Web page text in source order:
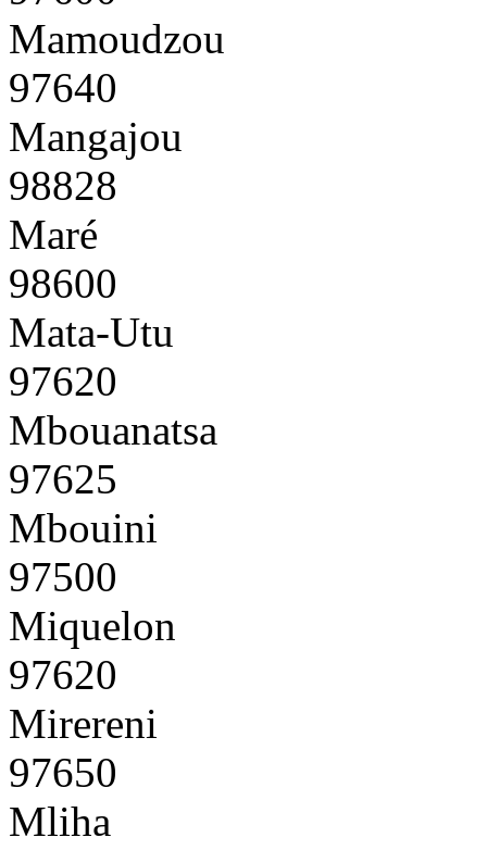
Mamoudzou
97640
Mangajou
98828
Maré
98600
Mata-Utu
97620
Mbouanatsa
97625
Mbouini
97500
Miquelon
97620
Mirereni
97650
Mliha